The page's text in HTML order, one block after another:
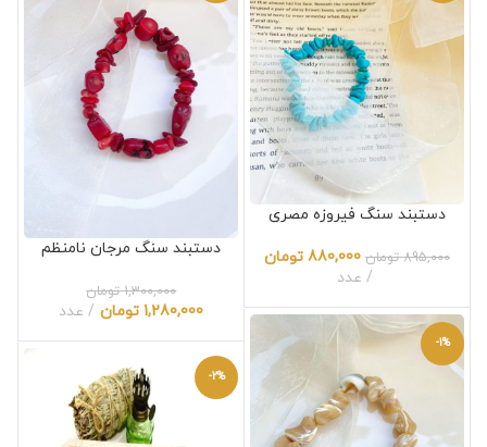
دستبند سنگ فیروزه مصری
895,000 تومان 880,000 تومان
عدد
دستبند سنگ مرجان نامنظم
1,300,000 تومان
1,280,000 تومان عدد
-1%
-2%